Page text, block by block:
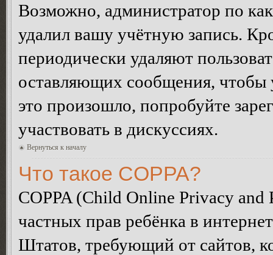
Возможно, администратор по
удалил вашу учётную запись.
периодически удаляют
оставляющих сообщения, чтобы
это произошло, попробуйте
участвовать в дискуссиях.
Вернуться к началу
Что такое COPPA?
COPPA (Child Online Privacy
частных прав ребёнка в
Штатов, требующий от сайтов,